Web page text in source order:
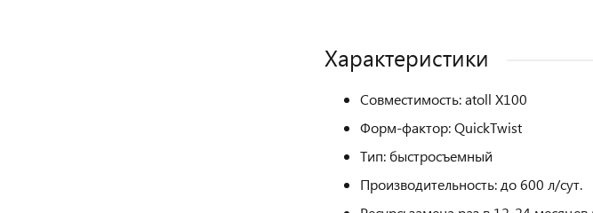
Характеристики
Совместимость: atoll X100
Форм-фактор: QuickTwist
Тип: быстросъемный
Производительность: до 600 л/сут.